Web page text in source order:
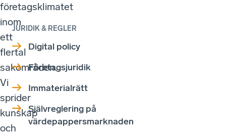
företagsklimatet
inom
ett
flertal
sakområden.
Vi
sprider
kunskap
och
JURIDIK & REGLER
Digital policy
Företagsjuridik
Immaterialrätt
Självreglering på
värdepappersmarknaden